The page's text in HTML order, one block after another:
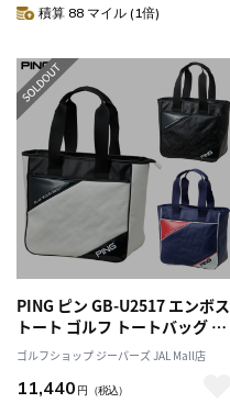
積算 88 マイル (1倍)
PING ピン GB-U2517 エンボス
トート ゴルフ トートバッグ 旅
行 スポーツ 2025年モデル 日本
正規品
ゴルフショップ ジーパーズ JAL Mall店
11,440 円 （税込）